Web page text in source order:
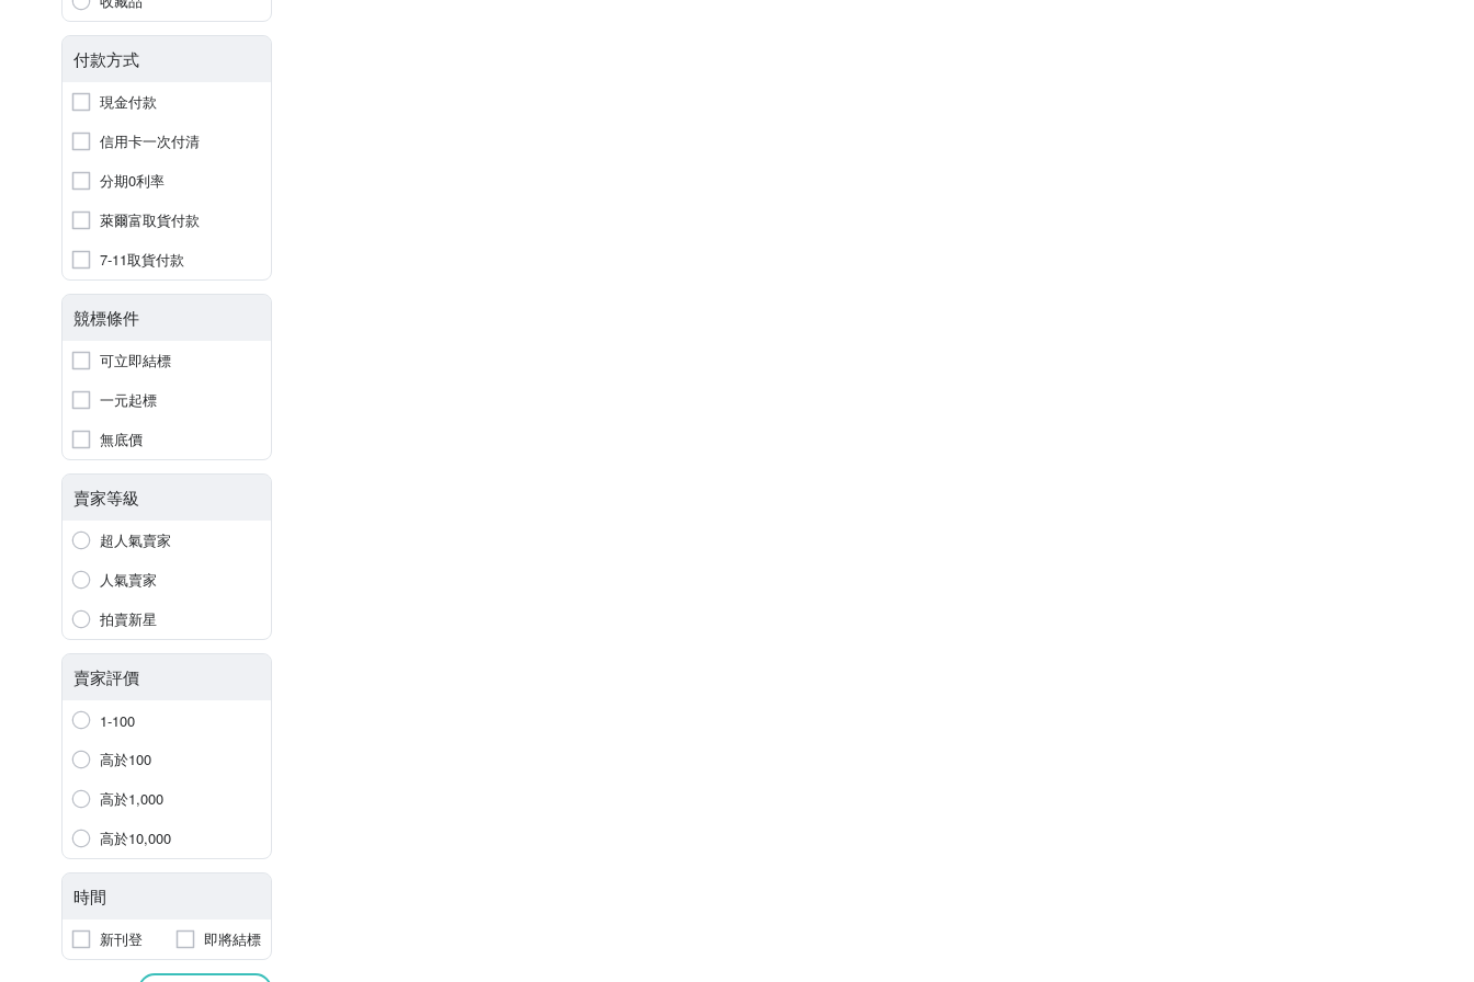
付款方式
現金付款
信用卡一次付清
分期0利率
萊爾富取貨付款
7-11取貨付款
競標條件
可立即結標
一元起標
無底價
賣家等級
超人氣賣家
人氣賣家
拍賣新星
賣家評價
1-100
高於100
高於1,000
高於10,000
時間
新刊登 即將結標